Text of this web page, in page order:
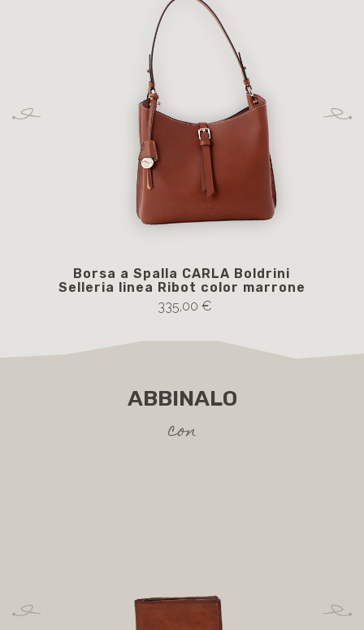
Borsa a Spalla CARLA Boldrini
Selleria linea Ribot color marrone
335,00 €
ABBINALO
con